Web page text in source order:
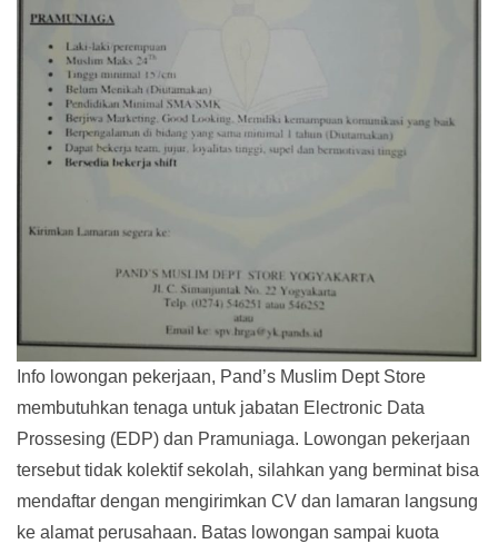
Info lowongan pekerjaan, Pand’s Muslim Dept Store
membutuhkan tenaga untuk jabatan Electronic Data
Prossesing (EDP) dan Pramuniaga. Lowongan pekerjaan
tersebut tidak kolektif sekolah, silahkan yang berminat bisa
mendaftar dengan mengirimkan CV dan lamaran langsung
ke alamat perusahaan. Batas lowongan sampai kuota